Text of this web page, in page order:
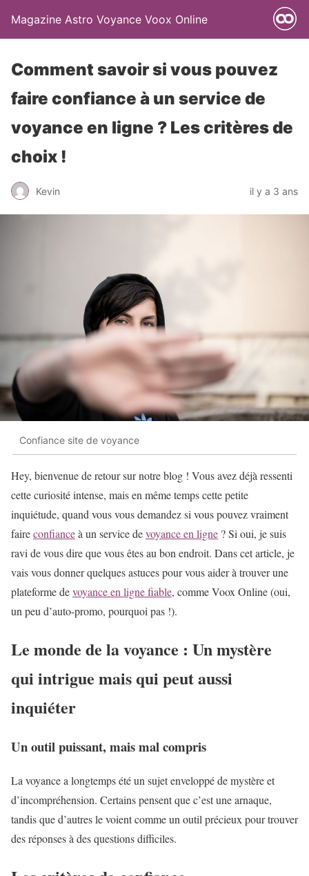
Magazine Astro Voyance Voox Online
Comment savoir si vous pouvez
faire confiance à un service de
voyance en ligne ? Les critères de
choix !
Kevin il y a 3 ans
Confiance site de voyance
Hey, bienvenue de retour sur notre blog ! Vous avez déjà ressenti
cette curiosité intense, mais en même temps cette petite
inquiétude, quand vous vous demandez si vous pouvez vraiment
faireconfianceà un service devoyance en ligne ? Si oui, je suis
ravi de vous dire que vous êtes au bon endroit. Dans cet article, je
vais vous donner quelques astuces pour vous aider à trouver une
plateforme devoyance en ligne fiable, comme Voox Online (oui,
un peu d’auto-promo, pourquoi pas !).
Le monde de la voyance : Un mystère
qui intrigue mais qui peut aussi
inquiéter
Un outil puissant, mais mal compris
La voyance a longtemps été un sujet enveloppé de mystère et
d’incompréhension. Certains pensent que c’est une arnaque,
tandis que d’autres le voient comme un outil précieux pour trouver
des réponses à des questions difficiles.